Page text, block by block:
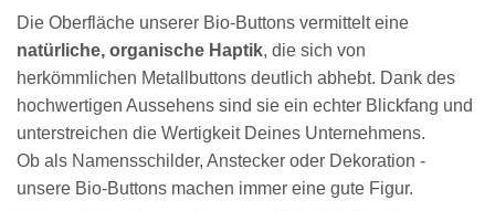
Die Oberfläche unserer Bio-Buttons vermittelt eine
natürliche, organische Haptik, die sich von
herkömmlichen Metallbuttons deutlich abhebt. Dank des
hochwertigen Aussehens sind sie ein echter Blickfang und
unterstreichen die Wertigkeit Deines Unternehmens.
Ob als Namensschilder, Anstecker oder Dekoration -
unsere Bio-Buttons machen immer eine gute Figur.